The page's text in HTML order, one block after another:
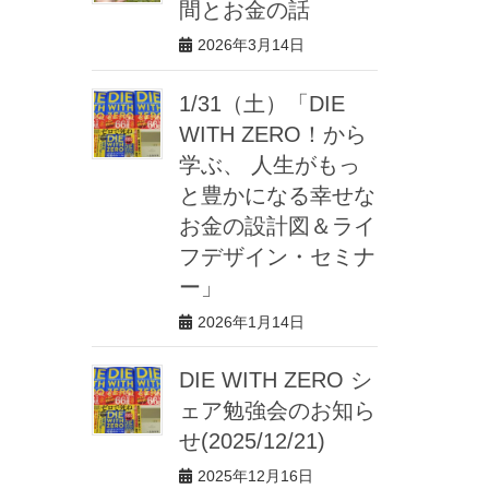
間とお金の話
2026年3月14日
1/31（土）「DIE
WITH ZERO！から
学ぶ、 人生がもっ
と豊かになる幸せな
お金の設計図＆ライ
フデザイン・セミナ
ー」
2026年1月14日
DIE WITH ZERO シ
ェア勉強会のお知ら
せ(2025/12/21)
2025年12月16日